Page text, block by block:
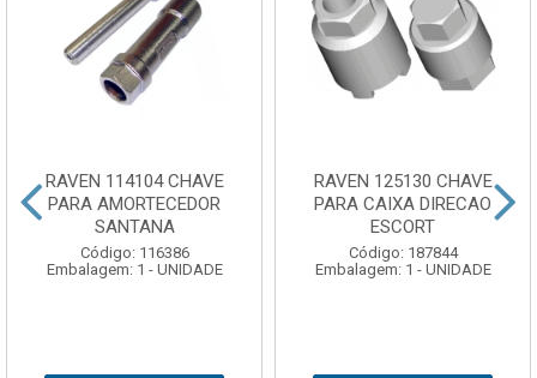
RAVEN 114104 CHAVE
PARA AMORTECEDOR
SANTANA
Código: 116386
Embalagem: 1 - UNIDADE
RAVEN 125130 CHAVE
PARA CAIXA DIRECAO
ESCORT
Código: 187844
Embalagem: 1 - UNIDADE